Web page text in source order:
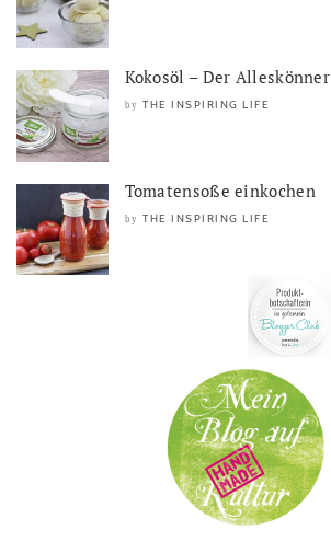
Kokosöl – Der Alleskönner
by THE INSPIRING LIFE
Tomatensoße einkochen
by THE INSPIRING LIFE